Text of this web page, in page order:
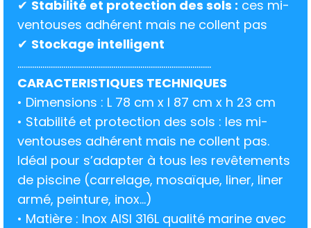
✔ Stabilité et protection des sols : ces mi-
ventouses adhérent mais ne collent pas
✔ Stockage intelligent
.............................................................................................
CARACTERISTIQUES TECHNIQUES
• Dimensions : L 78 cm x l 87 cm x h 23 cm
• Stabilité et protection des sols : les mi-
ventouses adhérent mais ne collent pas.
Idéal pour s’adapter à tous les revêtements
de piscine (carrelage, mosaïque, liner, liner
armé, peinture, inox…)
• Matière : Inox AISI 316L qualité marine avec